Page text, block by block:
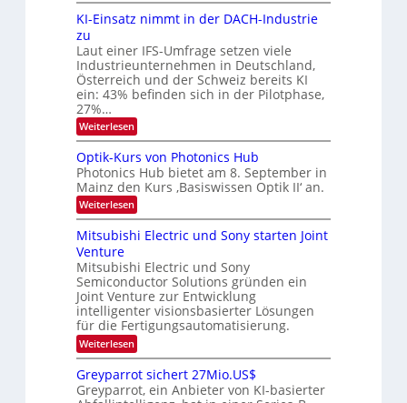
d
e
r
a
b
i
t
u
n
g
-
T
r
e
n
d
s
d
e
t
a
r
k
s
W
a
c
h
s
t
u
m
i
e
r
s
t
e
n
H
a
l
b
j
a
9
W
E
-
H
e
a
e
u
s
-
S
e
m
n
r
KI-Einsatz nimmt in der DACH-Industrie
zu
Laut einer IFS-Umfrage setzen viele
Industrieunternehmen in Deutschland,
Österreich und der Schweiz bereits KI
ein: 43% befinden sich in der Pilotphase,
27%…
Weiterlesen:
K
-
E
i
n
s
a
t
n
i
m
m
t
i
n
d
r
D
Optik-Kurs von Photonics Hub
Photonics Hub bietet am 8. September in
Mainz den Kurs ‚Basiswissen Optik II‘ an.
Weiterlesen:
O
p
t
k
-
K
u
r
s
v
o
n
P
h
Mitsubishi Electric und Sony starten Joint
Venture
Mitsubishi Electric und Sony
Semiconductor Solutions gründen ein
Joint Venture zur Entwicklung
intelligenter visionsbasierter Lösungen
für die Fertigungsautomatisierung.
Weiterlesen:
M
t
s
Greyparrot sichert 27Mio.US$
Greyparrot, ein Anbieter von KI-basierter